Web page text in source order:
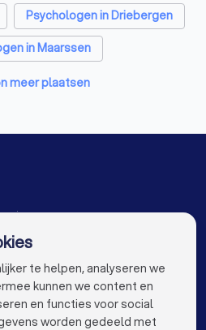
Psychologen in Driebergen
in Maarssen
Psychologen in Soest
in Den Haag
Psychologen in Almere
Psychologen in Nijmegen
meer plaatsen
jou
te helpen, analyseren we
kunnen we content en
en functies voor social
worden gedeeld met